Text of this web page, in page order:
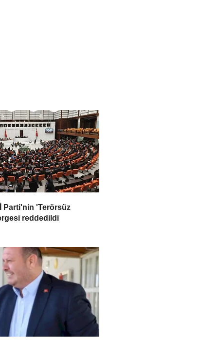
Parti'nin 'Terörsüz
reddedildi